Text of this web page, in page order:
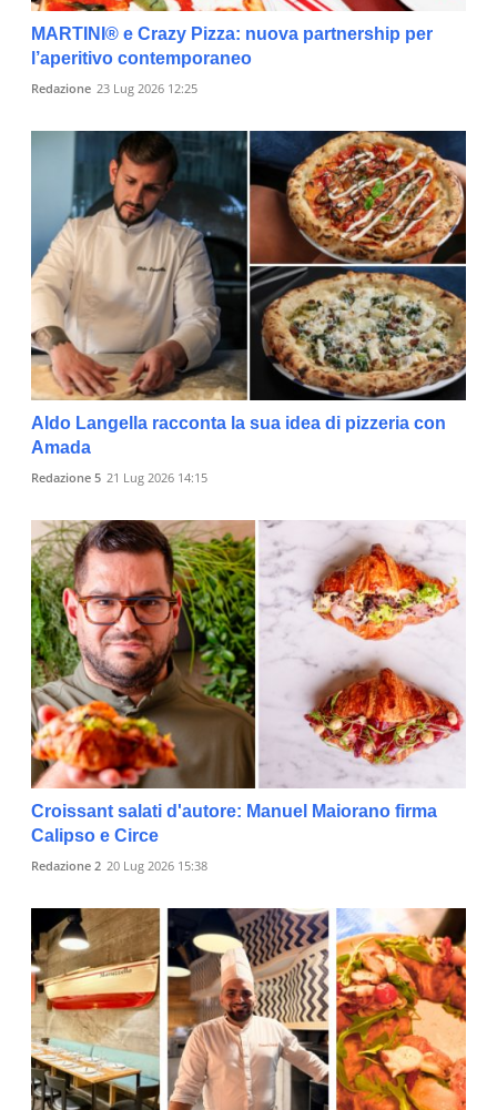
MARTINI® e Crazy Pizza: nuova partnership per
l’aperitivo contemporaneo
Redazione 23 Lug 2026 12:25
Aldo Langella racconta la sua idea di pizzeria con
Amada
Redazione 5 21 Lug 2026 14:15
Croissant salati d'autore: Manuel Maiorano firma
Calipso e Circe
Redazione 2 20 Lug 2026 15:38